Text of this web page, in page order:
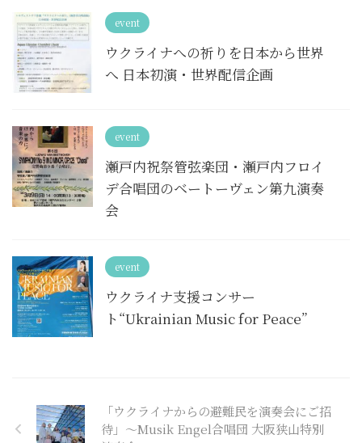
event
ウクライナへの祈りを日本から世界
へ 日本初演・世界配信企画
event
瀬戸内祝祭管弦楽団・瀬戸内フロイ
デ合唱団のベートーヴェン第九演奏
会
event
ウクライナ支援コンサー
ト“Ukrainian Music for Peace”
「ウクライナからの避難民を演奏会にご招
待」～Musik Engel合唱団 大阪狭山特別